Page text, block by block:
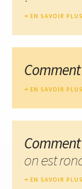
EN SAVOIR PLUS
EN SAVOIR PLUS
on est
EN SAVOIR PLUS